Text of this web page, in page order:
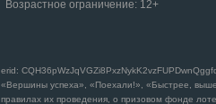
Возрастное ограничение: 12+
erid:
«Вершины успеха», «Поехали!», «Быстрее,
правилах их проведения, о призовом фонде